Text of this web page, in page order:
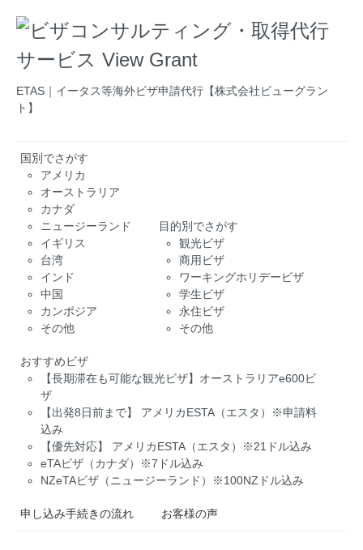
ETAS｜イータス等海外ビザ申請代行【株式会社ビューグラン
ト】
国別でさがす
アメリカ
オーストラリア
カナダ
ニュージーランド
イギリス
台湾
インド
中国
カンボジア
その他
目的別でさがす
観光ビザ
商用ビザ
ワーキングホリデービザ
学生ビザ
永住ビザ
その他
おすすめビザ
【長期滞在も可能な観光ビザ】オーストラリアe600ビ
ザ
【出発8日前まで】 アメリカESTA（エスタ）※申請料
込み
【優先対応】 アメリカESTA（エスタ）※21ドル込み
eTAビザ（カナダ）※7ドル込み
NZeTAビザ（ニュージーランド）※100NZドル込み
申し込み手続きの流れ お客様の声